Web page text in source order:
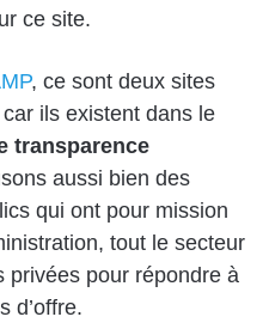
ce site.
, ce sont deux sites
ils existent dans le
transparence
aussi bien des
qui ont pour mission
tout le secteur
privées pour répondre à
d’offre.